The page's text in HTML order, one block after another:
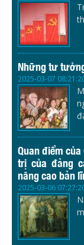
Những tư
2025-03-07
Quan điểm
trị của đảng
nâng cao bản
2025-03-06